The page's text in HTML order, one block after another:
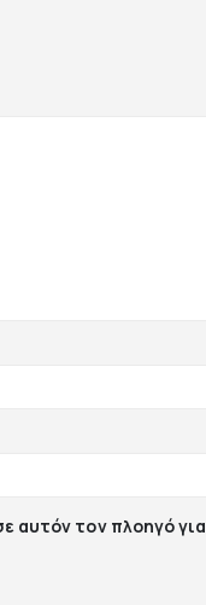
αυτόν τον πλοηγό